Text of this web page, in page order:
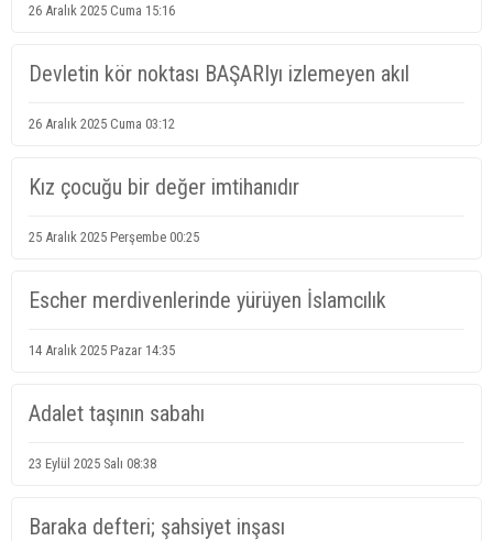
26 Aralık 2025 Cuma 15:16
Devletin kör noktası BAŞARIyı izlemeyen akıl
26 Aralık 2025 Cuma 03:12
Kız çocuğu bir değer imtihanıdır
25 Aralık 2025 Perşembe 00:25
Escher merdivenlerinde yürüyen İslamcılık
14 Aralık 2025 Pazar 14:35
Adalet taşının sabahı
23 Eylül 2025 Salı 08:38
Baraka defteri; şahsiyet inşası